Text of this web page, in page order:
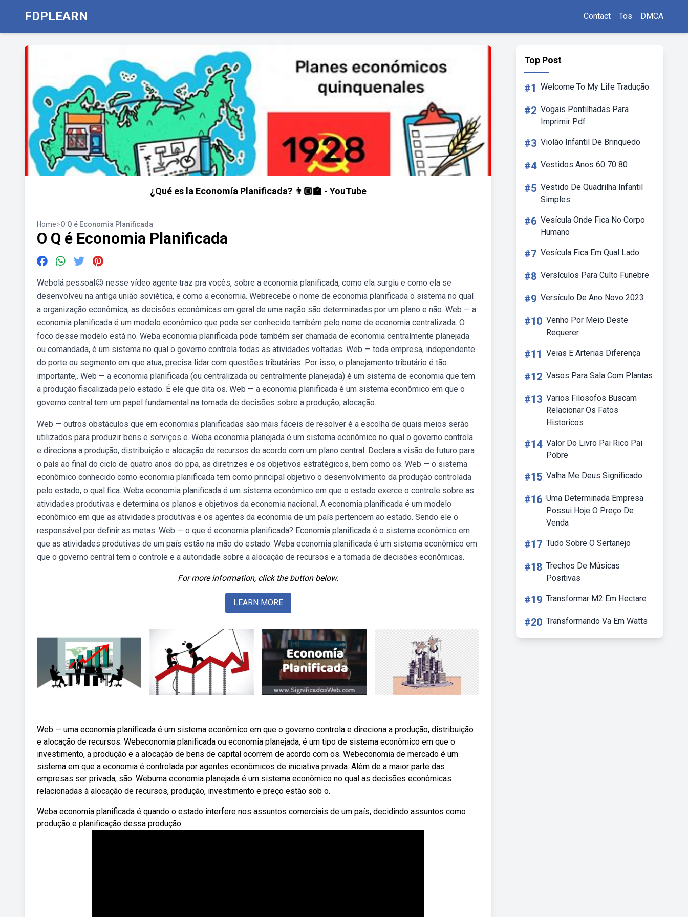
FDPLEARN Contact Tos DMCA
¿Qué es la Economía Planificada? 👨🏼‍🏫 - YouTube
Home>O Q é Economia Planificada
O Q é Economia Planificada
Webolá pessoal😉 nesse vídeo agente traz pra vocês, sobre a economia planificada, como ela surgiu e como ela se
desenvolveu na antiga união soviética, e como a economia. Webrecebe o nome de economia planificada o sistema no qual
a organização econômica, as decisões econômicas em geral de uma nação são determinadas por um plano e não. Web — a
economia planificada é um modelo econômico que pode ser conhecido também pelo nome de economia centralizada. O
foco desse modelo está no. Weba economia planificada pode também ser chamada de economia centralmente planejada
ou comandada, é um sistema no qual o governo controla todas as atividades voltadas. Web — toda empresa, independente
do porte ou segmento em que atua, precisa lidar com questões tributárias. Por isso, o planejamento tributário é tão
importante,. Web — a economia planificada (ou centralizada ou centralmente planejada) é um sistema de economia que tem
a produção fiscalizada pelo estado. É ele que dita os. Web — a economia planificada é um sistema econômico em que o
governo central tem um papel fundamental na tomada de decisões sobre a produção, alocação.
Web — outros obstáculos que em economias planificadas são mais fáceis de resolver é a escolha de quais meios serão
utilizados para produzir bens e serviços e. Weba economia planejada é um sistema econômico no qual o governo controla
e direciona a produção, distribuição e alocação de recursos de acordo com um plano central. Declara a visão de futuro para
o país ao final do ciclo de quatro anos do ppa, as diretrizes e os objetivos estratégicos, bem como os. Web — o sistema
econômico conhecido como economia planificada tem como principal objetivo o desenvolvimento da produção controlada
pelo estado, o qual fica. Weba economia planificada é um sistema econômico em que o estado exerce o controle sobre as
atividades produtivas e determina os planos e objetivos da economia nacional. A economia planificada é um modelo
econômico em que as atividades produtivas e os agentes da economia de um país pertencem ao estado. Sendo ele o
responsável por definir as metas. Web — o que é economia planificada? Economia planificada é o sistema econômico em
que as atividades produtivas de um país estão na mão do estado. Weba economia planificada é um sistema econômico em
que o governo central tem o controle e a autoridade sobre a alocação de recursos e a tomada de decisões econômicas.
For more information, click the button below.
LEARN MORE
Web — uma economia planificada é um sistema econômico em que o governo controla e direciona a produção, distribuição
e alocação de recursos. Webeconomia planificada ou economia planejada, é um tipo de sistema econômico em que o
investimento, a produção e a alocação de bens de capital ocorrem de acordo com os. Webeconomia de mercado é um
sistema em que a economia é controlada por agentes econômicos de iniciativa privada. Além de a maior parte das
empresas ser privada, são. Webuma economia planejada é um sistema econômico no qual as decisões econômicas
relacionadas à alocação de recursos, produção, investimento e preço estão sob o.
Weba economia planificada é quando o estado interfere nos assuntos comerciais de um país, decidindo assuntos como
produção e planificação dessa produção.
Top Post
#1 Welcome To My Life Tradução
#2 Vogais Pontilhadas Para
Imprimir Pdf
#3 Violão Infantil De Brinquedo
#4 Vestidos Anos 60 70 80
#5 Vestido De Quadrilha Infantil
Simples
#6 Vesícula Onde Fica No Corpo
Humano
#7 Vesícula Fica Em Qual Lado
#8 Versículos Para Culto Funebre
#9 Versículo De Ano Novo 2023
#10 Venho Por Meio Deste
Requerer
#11 Veias E Arterias Diferença
#12 Vasos Para Sala Com Plantas
#13 Varios Filosofos Buscam
Relacionar Os Fatos
Historicos
#14 Valor Do Livro Pai Rico Pai
Pobre
#15 Valha Me Deus Significado
#16 Uma Determinada Empresa
Possui Hoje O Preço De
Venda
#17 Tudo Sobre O Sertanejo
#18 Trechos De Músicas
Positivas
#19 Transformar M2 Em Hectare
#20 Transformando Va Em Watts